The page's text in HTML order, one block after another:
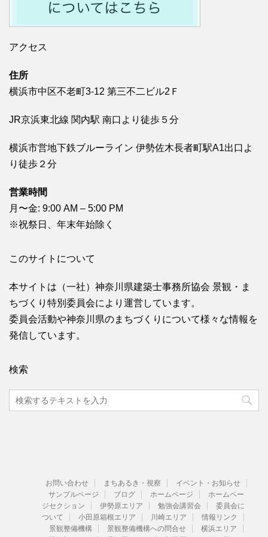
アクセス
住所
横浜市中区不老町3-12 第三不二ビル2Ｆ
JR京浜東北線 関内駅 南口より徒歩５分
横浜市営地下鉄ブルーライン 伊勢佐木長者町駅A1出口よ
り徒歩２分
営業時間
月〜金: 9:00 AM – 5:00 PM
※祝祭日、年末年始除く
このサイトについて
本サイトは（一社）神奈川県建築士事務所協会 景観・ま
ちづくり特別委員会により運営しています。
委員会活動や神奈川県のまちづくりについて様々な情報を
発信しています。
検索
お問い合わせ まちあるき・視察
イベント・お知らせ
サンプルページ
ブログ ホームページ
ホームペー
ジセクション
伊勢原エリア 勉強会講習会
委員会に
ついて
小田原箱根エリア 川崎エリア
情報リンク
景観整備機構
景観整備機構への問合せ
横浜エリア